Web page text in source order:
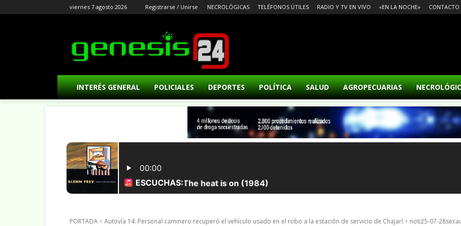
viernes 7 agosto 2026 Registrarse / Unirse NECROLÓGICAS TELÉFONOS ÚTILES RADIO Y TV EN VIVO «EN LA NOCHE» CONTACTO
INTERÉS GENERAL POLICIALES DEPORTES POLÍTICA SALUD AGROPECUARIAS
PORTADA Autovía 14: Personal caminero recuperó el vehículo usado en el robo a la estación de servicio de Chajarí noti25-07-